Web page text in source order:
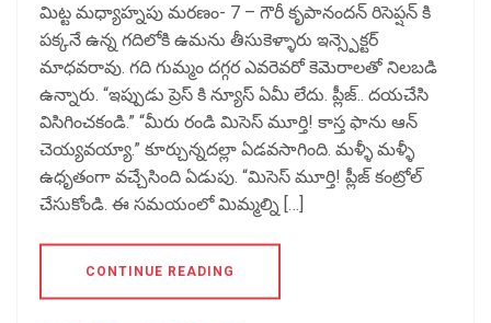
మిట్ట మధ్యాహ్నపు మరణం- 7 – గౌరీ కృపానందన్ రిసెప్షన్ కి
పక్కనే ఉన్న గదిలోకి ఉమను తీసుకెళ్ళారు ఇన్స్పెక్టర్
మాధవరావు. గది గుమ్మం దగ్గర ఎవరెవరో కెమెరాలతో నిలబడి
ఉన్నారు. “ఇప్పుడు ప్రెస్ కి న్యూస్ ఏమీ లేదు. ప్లీజ్.. దయచేసి
విసిగించకండి.” “మీరు రండి మిసెస్ మూర్తి! కాస్త ఫాను ఆన్
చెయ్యవయ్యా.” కూర్చున్నదల్లా ఏడవసాగింది. మళ్ళీ మళ్ళీ
ఉధృతంగా వచ్చేసింది ఏడుపు. “మిసెస్ మూర్తి! ప్లీజ్ కంట్రోల్
చేసుకోండి. ఈ సమయంలో మిమ్మల్ని […]
CONTINUE READING